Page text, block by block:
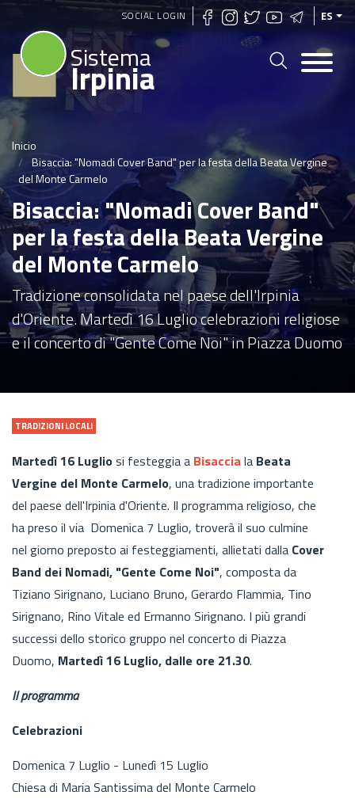
Pasar
al
SOCIAL LOGIN ES
Sistema
Irpinia
Inicio
Bisaccia: "Nomadi Cover Band" per la festa della Beata Vergine
del Monte Carmelo
Bisaccia: "Nomadi Cover Band"
per la festa della Beata Vergine
del Monte Carmelo
Tradizione consolidata nel paese dell'Irpinia
d'Oriente. Martedì 16 Luglio celebrazioni religiose
e il concerto di "Gente Come Noi" in Piazza Duomo
TRADIZIONI LOCALI
Martedì 16 Lugliosi festeggia a Bisaccia la Beata
Vergine del Monte Carmelo, una tradizione importante
del paese dell'Irpinia d'Oriente. Il programma religioso, che
ha preso il via Domenica 7 Luglio, troverà il suo culmine
nel giorno preposto ai festeggiamenti, allietati dalla Cover
Band dei Nomadi, "Gente Come Noi", composta da
Tiziano Sirignano, Luciano Bruno, Gerardo Flammia, Tino
Sirignano, Rino Vitale ed Ermanno Sirignano. I più grandi
successi dello storico gruppo nel concerto di Piazza
Duomo, Martedì 16 Luglio, dalle ore 21.30.
Il programma
Celebrazioni
Domenica 7 Luglio - Lunedì 15 Luglio
Chiesa di Maria Santissima del Monte Carmelo